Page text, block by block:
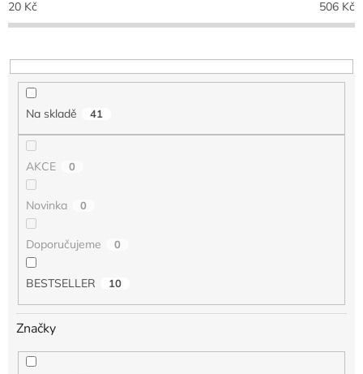
r
o
u
20 Kč 506 Kč
Na skladě 41
AKCE 0
Novinka 0
Doporučujeme 0
BESTSELLER 10
Značky